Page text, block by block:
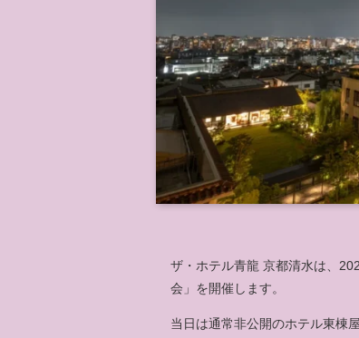
ザ・ホテル青龍 京都清水は、
会」を開催します。
当日は通常非公開のホテル東棟